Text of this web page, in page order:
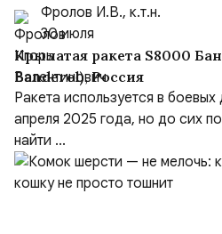
Фролов И.В., к.т.н.
30 июля
Крылатая ракета S8000
Banderol), Россия
Ракета используется в боевых
апреля 2025 года, но до сих
найти ...